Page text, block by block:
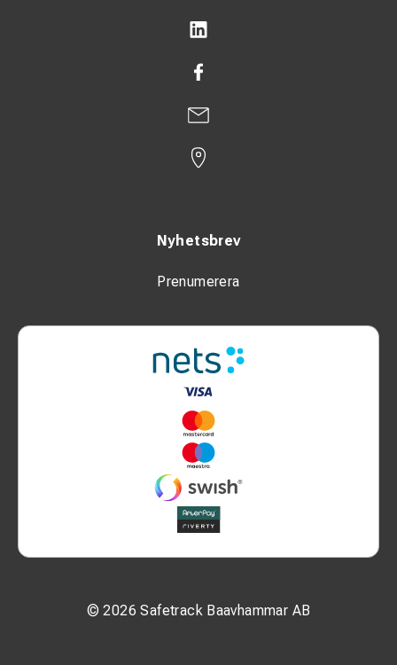
Nyhetsbrev
Prenumerera
© 2026 Safetrack Baavhammar AB